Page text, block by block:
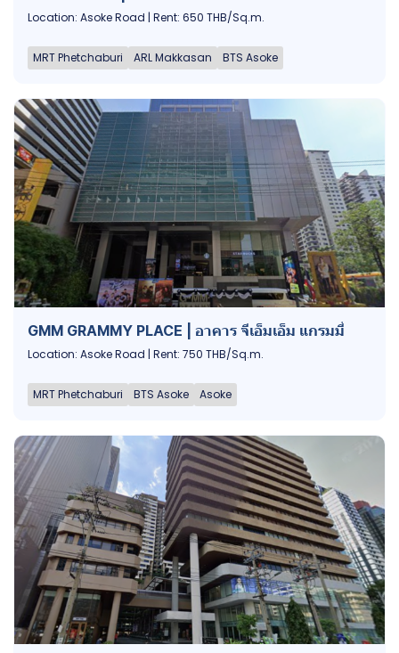
Location: Asoke Road | Rent: 650 THB/Sq.m.
MRT Phetchaburi ARL Makkasan BTS Asoke
GMM GRAMMY PLACE | อาคาร จีเอ็มเอ็ม แกรมมี่
Location: Asoke Road | Rent: 750 THB/Sq.m.
MRT Phetchaburi BTS Asoke Asoke